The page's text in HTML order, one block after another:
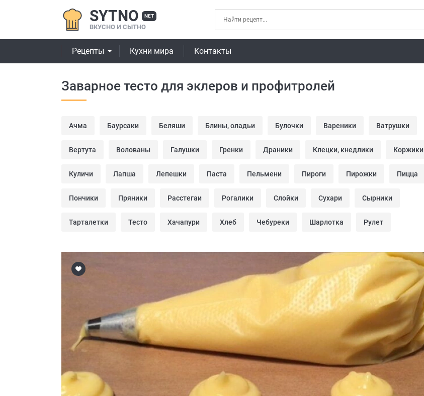
SYTNO NET
ВКУСНО И СЫТНО
Рецепты Кухни мира Контакты
Заварное тесто для эклеров и профитролей
Ачма Баурсаки Беляши Блины, оладьи Булочки Вареники Ватрушки
Вертута Волованы Галушки Гренки Драники Клецки, кнедлики Коржики
Куличи Лапша Лепешки Паста Пельмени Пироги Пирожки Пицца
Пончики Пряники Расстегаи Рогалики Слойки Сухари Сырники
Тарталетки Тесто Хачапури Хлеб Чебуреки Шарлотка Рулет